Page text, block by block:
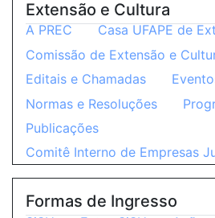
Extensão e Cultura
A PREC
Casa UFAPE de
Comissão de Extensão e
Editais e Chamadas
Normas e Resoluções
Publicações
Comitê Interno de Empresas
Formas de Ingresso